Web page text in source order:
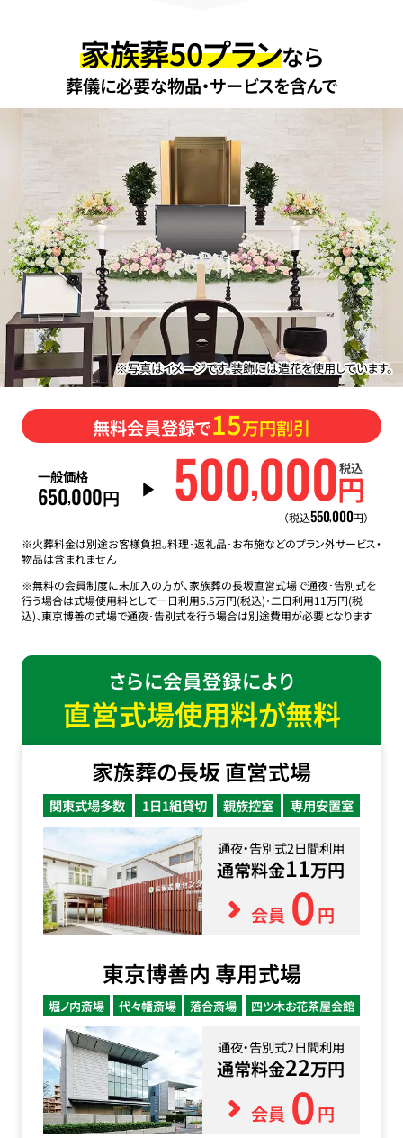
家族葬50プランなら
葬儀に必要な物品・サービスを含んで
※写真はイメージです。装飾には造花を使用しています。
無料会員登録で15万円割引
一般価格
650,000円 500,000円
税込
（税込550,000円）
※火葬料金は別途お客様負担。料理･返礼品･お布施などのプラン外サービス・
物品は含まれません
※無料の会員制度に未加入の方が、家族葬の長坂直営式場で通夜･告別式を
行う場合は式場使用料として一日利用5.5万円(税込)・二日利用11万円(税
込)、東京博善の式場で通夜･告別式を行う場合は別途費用が必要となります
さらに会員登録により
直営式場使用料が無料
家族葬の長坂 直営式場
関東式場多数 1日1組貸切 親族控室 専用安置室
通夜・告別式2日間利用
通常料金11万円
会員 0円
東京博善内 専用式場
堀ノ内斎場 代々幡斎場 落合斎場 四ツ木お花茶屋会館
通夜・告別式2日間利用
通常料金22万円
会員 0円